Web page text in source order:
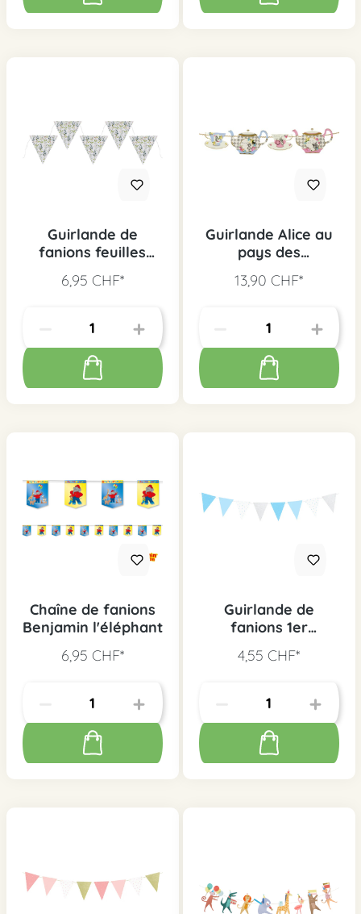
Guirlande de
fanions feuilles
6,95 CHF*
Guirlande Alice au
pays des
13,90 CHF*
Chaîne de fanions
Benjamin l'éléphant
6,95 CHF*
Guirlande de
fanions 1er
4,55 CHF*